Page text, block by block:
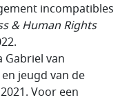
incompatibles
& Human Rights
Gabriel van
jeugd van de
Voor een